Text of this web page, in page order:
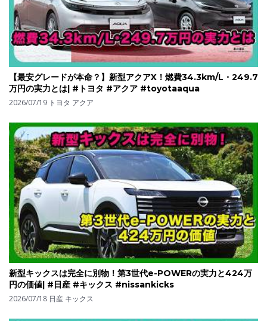
【最安グレードが本命？】新型アクアX！燃費34.3km/L・249.7
万円の実力とは| #トヨタ #アクア #toyotaaqua
2026/07/19 トヨタ アクア
新型キックスは完全に別物！第3世代e-POWERの実力と424万
円の価値| #日産 #キックス #nissankicks
2026/07/18 日産 キックス